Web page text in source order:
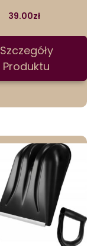
39.00zł
Szczegóły
Produktu